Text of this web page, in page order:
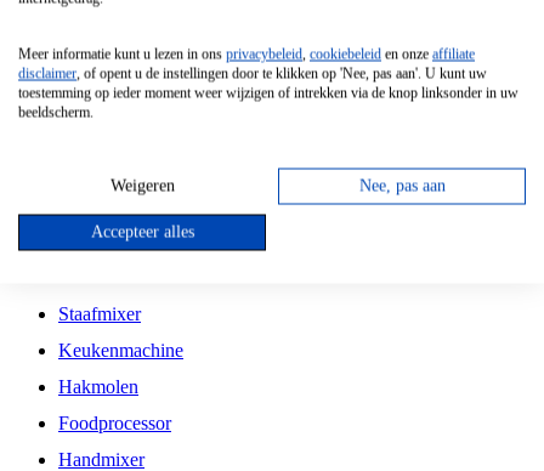
Vrijstaande Magnetron
Vrijstaande Kookplaat
Inbouw Gaskookplaat
Inbouw Keramische Kookplaat
Kookplaat Accessoires
Staafmixer
Keukenmachine
Hakmolen
Foodprocessor
Handmixer
Meer informatie kunt u lezen in ons privacybeleid, cookiebeleid en onze affiliate
disclaimer, of opent u de instellingen door te klikken op 'Nee, pas aan'. U kunt uw
toestemming op ieder moment weer wijzigen of intrekken via de knop linksonder in uw
beeldscherm.
Weigeren Nee, pas aan
Accepteer alles